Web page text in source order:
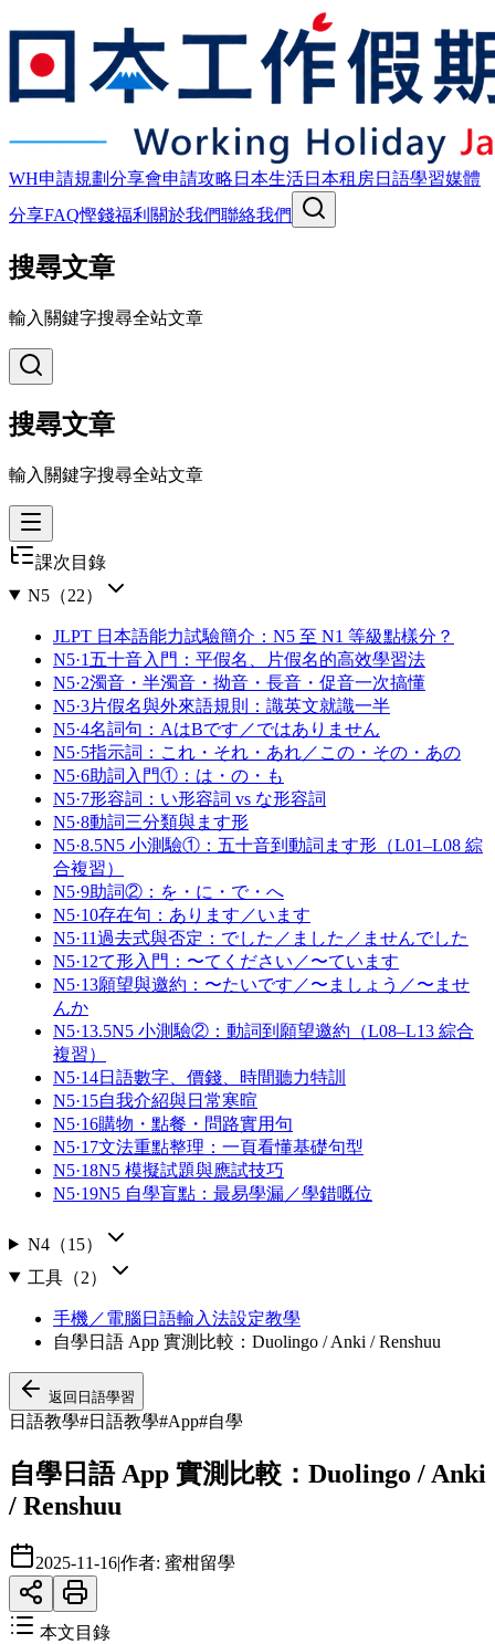
WH申請規劃分享會申請攻略 日本生活日本租房日語學習媒體
分享FAQ慳錢福利 關於我們聯絡我們
搜尋文章
輸入關鍵字搜尋全站文章
搜尋文章
輸入關鍵字搜尋全站文章
課次目錄
N5（22）
JLPT 日本語能力試驗簡介：N5 至 N1 等級點樣分？
N5·1 五十音入門：平假名、片假名的高效學習法
N5·2濁音・半濁音・拗音・長音・促音一次搞懂
N5·3片假名與外來語規則：識英文就識一半
N5·4名詞句：AはBです／ではありません
N5·5指示詞：これ・それ・あれ／この・その・あの
N5·6助詞入門①：は・の・も
N5·7形容詞：い形容詞 vs な形容詞
N5·8動詞三分類與ます形
N5·8.5N5 小測驗①：五十音到動詞ます形（L01–L08 綜
合複習）
N5·9助詞②：を・に・で・へ
N5·10存在句：あります／います
N5·11過去式與否定：でした／ました／ませんでした
N5·12て形入門：〜てください／〜ています
N5·13願望與邀約：〜たいです／〜ましょう／〜ませ
んか
N5·13.5N5 小測驗②：動詞到願望邀約（L08–L13 綜合
複習）
N5·14日語數字、價錢、時間聽力特訓
N5·15自我介紹與日常寒暄
N5·16購物・點餐・問路實用句
N5·17文法重點整理：一頁看懂基礎句型
N5·18N5 模擬試題與應試技巧
N5·19N5 自學盲點：最易學漏／學錯嘅位
N4（15）
工具（2）
手機／電腦日語輸入法設定教學
自學日語 App 實測比較：Duolingo / Anki / Renshuu
返回 日語學習
日語教學#日語教學#App#自學
自學日語 App 實測比較：Duolingo / Anki
/ Renshuu
2025-11-16|作者: 蜜柑留學
本文目錄